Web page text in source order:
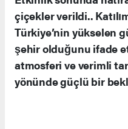
çiçekler verildi..
Türkiye’nin yükselen
şehir olduğunu ifade
atmosferi ve verimli
yönünde güçlü bir